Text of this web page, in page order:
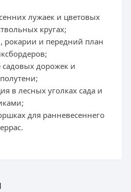
лужаек и цветовых
кругах;
рокарии и передний план
дорожек и
в лесных уголках сада и
для ранневесеннего